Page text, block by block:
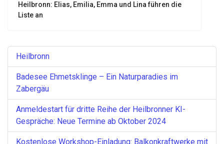
Heilbronn: Elias, Emilia, Emma und Lina führen die
Liste an
Heilbronn
Badesee Ehmetsklinge – Ein Naturparadies im
Zabergäu
Anmeldestart für dritte Reihe der Heilbronner KI-
Gespräche: Neue Termine ab Oktober 2024
Kostenlose Workshop-Einladung: Balkonkraftwerke mit